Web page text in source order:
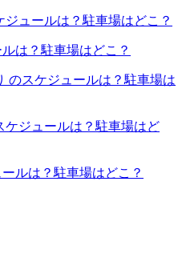
ュールは？駐車場はどこ？
は？駐車場はどこ？
のスケジュールは？駐車場は
ケジュールは？駐車場はど
ルは？駐車場はどこ？